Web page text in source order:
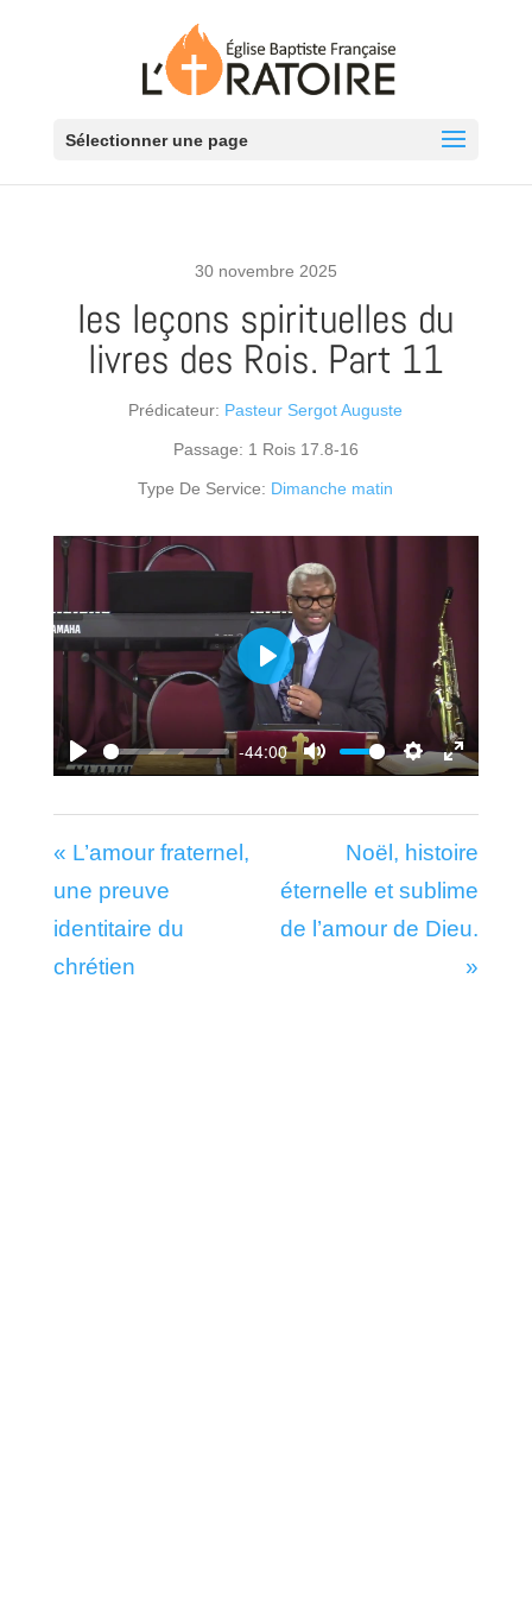
Sélectionner une page
30 novembre 2025
les leçons spirituelles du
livres des Rois. Part 11
Prédicateur: Pasteur Sergot Auguste
Passage: 1 Rois 17.8-16
Type De Service: Dimanche matin
Play
-44:00
Mute Settings
Enter
Play
« L’amour fraternel,
une preuve
identitaire du
chrétien
Noël, histoire
éternelle et sublime
de l’amour de Dieu.
»